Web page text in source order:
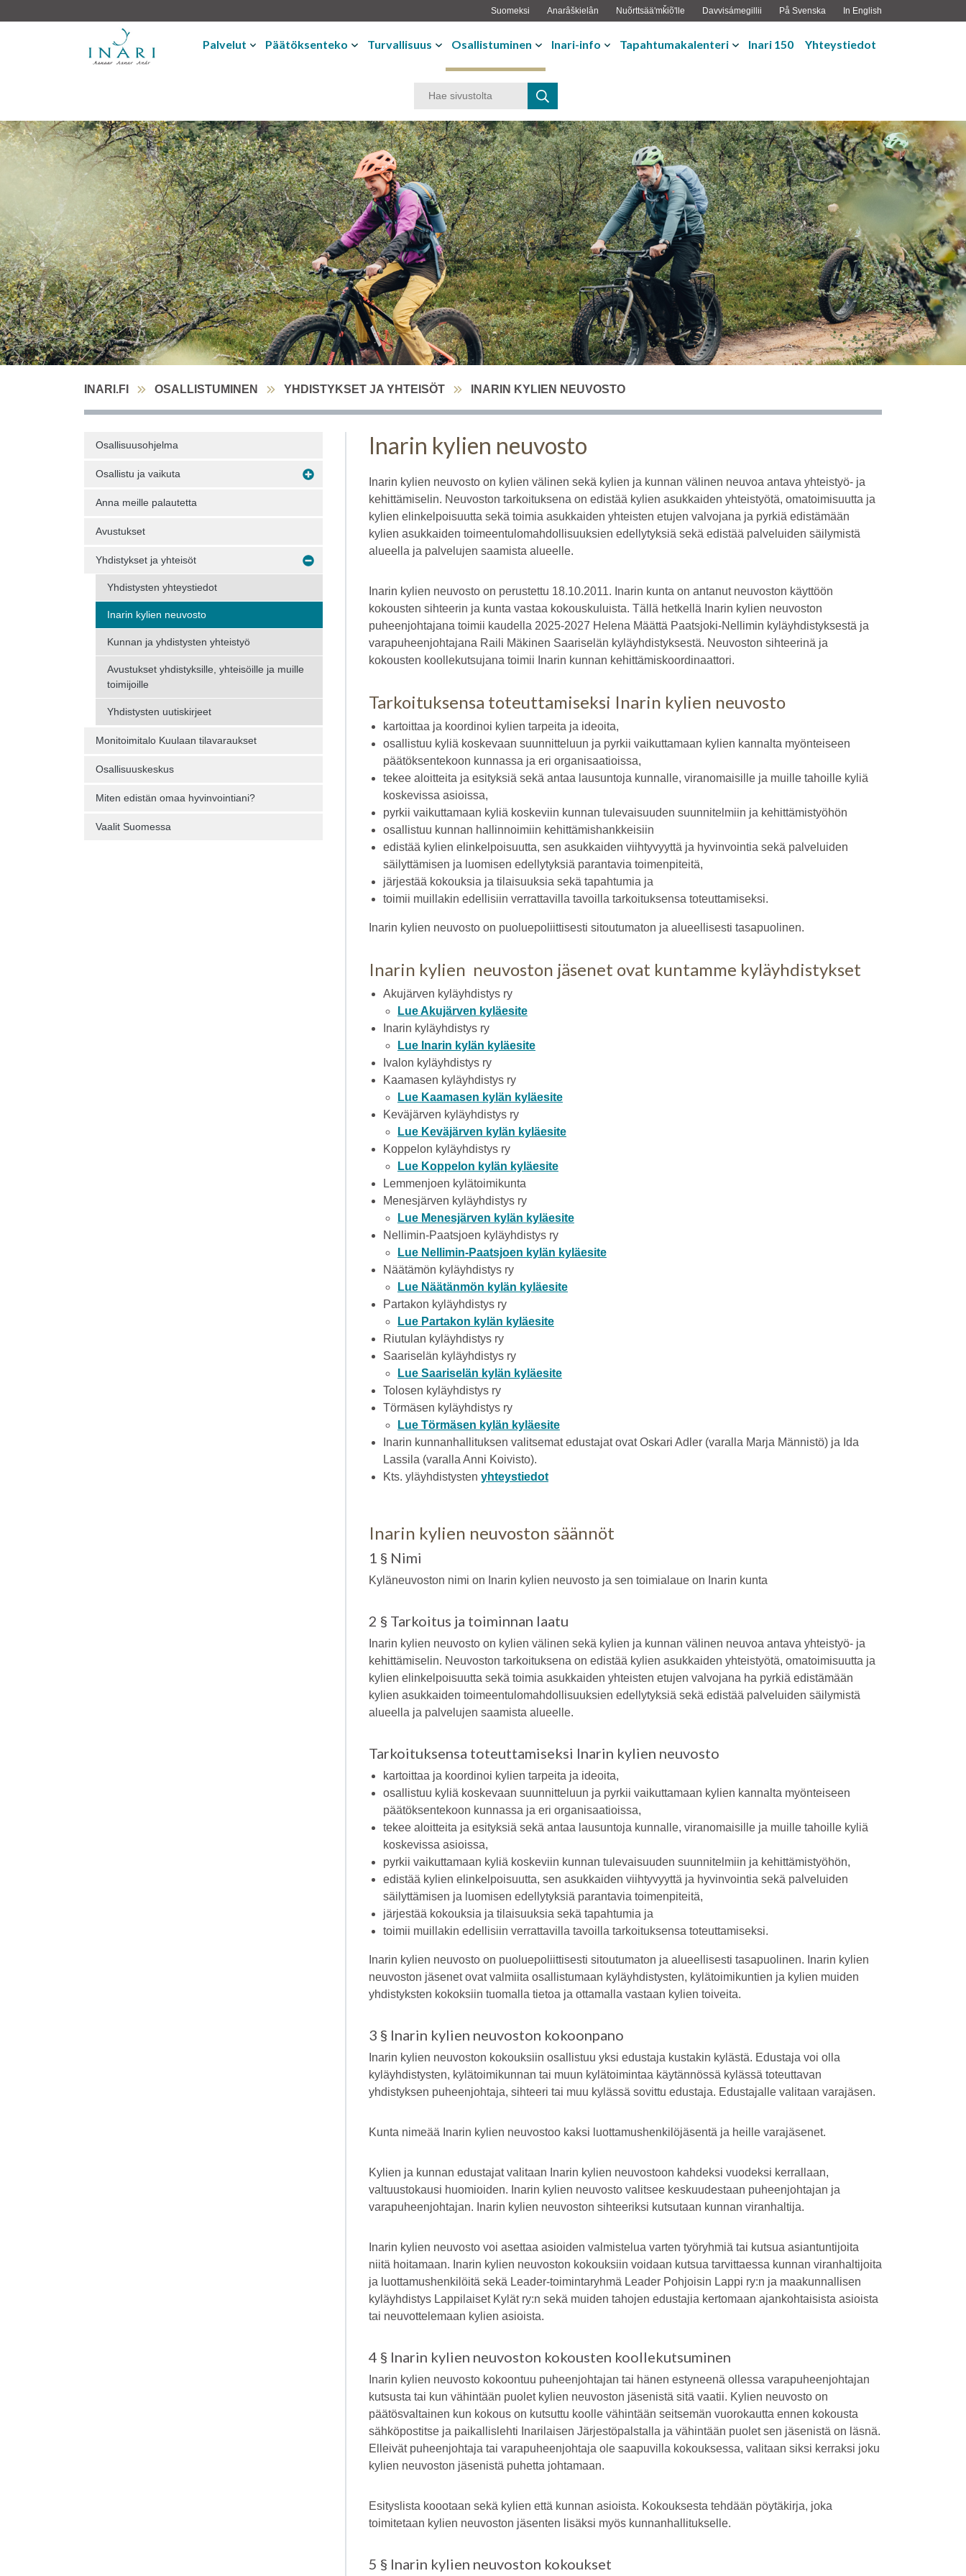
Suomeksi Anarâškielân Nuõrttsääʹmǩiõʹlle Davvisámegillii På Svenska In English
Palvelut Päätöksenteko Turvallisuus Osallistuminen Inari-info Tapahtumakalenteri Inari 150 Yhteystiedot
INARI.FI OSALLISTUMINEN YHDISTYKSET JA YHTEISÖT INARIN KYLIEN NEUVOSTO
Osallisuusohjelma
Osallistu ja vaikuta
Anna meille palautetta
Avustukset
Yhdistykset ja yhteisöt
Yhdistysten yhteystiedot
Inarin kylien neuvosto
Kunnan ja yhdistysten yhteistyö
Avustukset yhdistyksille, yhteisöille ja muille
toimijoille
Yhdistysten uutiskirjeet
Monitoimitalo Kuulaan tilavaraukset
Osallisuuskeskus
Miten edistän omaa hyvinvointiani?
Vaalit Suomessa
Inarin kylien neuvosto
Inarin kylien neuvosto on kylien välinen sekä kylien ja kunnan välinen neuvoa antava yhteistyö- ja
kehittämiselin. Neuvoston tarkoituksena on edistää kylien asukkaiden yhteistyötä, omatoimisuutta ja
kylien elinkelpoisuutta sekä toimia asukkaiden yhteisten etujen valvojana ja pyrkiä edistämään
kylien asukkaiden toimeentulomahdollisuuksien edellytyksiä sekä edistää palveluiden säilymistä
alueella ja palvelujen saamista alueelle.
Inarin kylien neuvosto on perustettu 18.10.2011. Inarin kunta on antanut neuvoston käyttöön
kokousten sihteerin ja kunta vastaa kokouskuluista. Tällä hetkellä Inarin kylien neuvoston
puheenjohtajana toimii kaudella 2025-2027 Helena Määttä Paatsjoki-Nellimin kyläyhdistyksestä ja
varapuheenjohtajana Raili Mäkinen Saariselän kyläyhdistyksestä. Neuvoston sihteerinä ja
kokousten koollekutsujana toimii Inarin kunnan kehittämiskoordinaattori.
Tarkoituksensa toteuttamiseksi Inarin kylien neuvosto
kartoittaa ja koordinoi kylien tarpeita ja ideoita,
osallistuu kyliä koskevaan suunnitteluun ja pyrkii vaikuttamaan kylien kannalta myönteiseen
päätöksentekoon kunnassa ja eri organisaatioissa,
tekee aloitteita ja esityksiä sekä antaa lausuntoja kunnalle, viranomaisille ja muille tahoille kyliä
koskevissa asioissa,
pyrkii vaikuttamaan kyliä koskeviin kunnan tulevaisuuden suunnitelmiin ja kehittämistyöhön
osallistuu kunnan hallinnoimiin kehittämishankkeisiin
edistää kylien elinkelpoisuutta, sen asukkaiden viihtyvyyttä ja hyvinvointia sekä palveluiden
säilyttämisen ja luomisen edellytyksiä parantavia toimenpiteitä,
järjestää kokouksia ja tilaisuuksia sekä tapahtumia ja
toimii muillakin edellisiin verrattavilla tavoilla tarkoituksensa toteuttamiseksi.
Inarin kylien neuvosto on puoluepoliittisesti sitoutumaton ja alueellisesti tasapuolinen.
Inarin kylien neuvoston jäsenet ovat kuntamme kyläyhdistykset
Akujärven kyläyhdistys ry
Lue Akujärven kyläesite
Inarin kyläyhdistys ry
Lue Inarin kylän kyläesite
Ivalon kyläyhdistys ry
Kaamasen kyläyhdistys ry
Lue Kaamasen kylän kyläesite
Keväjärven kyläyhdistys ry
Lue Keväjärven kylän kyläesite
Koppelon kyläyhdistys ry
Lue Koppelon kylän kyläesite
Lemmenjoen kylätoimikunta
Menesjärven kyläyhdistys ry
Lue Menesjärven kylän kyläesite
Nellimin-Paatsjoen kyläyhdistys ry
Lue Nellimin-Paatsjoen kylän kyläesite
Näätämön kyläyhdistys ry
Lue Näätänmön kylän kyläesite
Partakon kyläyhdistys ry
Lue Partakon kylän kyläesite
Riutulan kyläyhdistys ry
Saariselän kyläyhdistys ry
Lue Saariselän kylän kyläesite
Tolosen kyläyhdistys ry
Törmäsen kyläyhdistys ry
Lue Törmäsen kylän kyläesite
Inarin kunnanhallituksen valitsemat edustajat ovat Oskari Adler (varalla Marja Männistö) ja Ida
Lassila (varalla Anni Koivisto).
Kts. yläyhdistysten yhteystiedot
Inarin kylien neuvoston säännöt
1 § Nimi
Kyläneuvoston nimi on Inarin kylien neuvosto ja sen toimialaue on Inarin kunta
2 § Tarkoitus ja toiminnan laatu
Inarin kylien neuvosto on kylien välinen sekä kylien ja kunnan välinen neuvoa antava yhteistyö- ja
kehittämiselin. Neuvoston tarkoituksena on edistää kylien asukkaiden yhteistyötä, omatoimisuutta ja
kylien elinkelpoisuutta sekä toimia asukkaiden yhteisten etujen valvojana ha pyrkiä edistämään
kylien asukkaiden toimeentulomahdollisuuksien edellytyksiä sekä edistää palveluiden säilymistä
alueella ja palvelujen saamista alueelle.
Tarkoituksensa toteuttamiseksi Inarin kylien neuvosto
kartoittaa ja koordinoi kylien tarpeita ja ideoita,
osallistuu kyliä koskevaan suunnitteluun ja pyrkii vaikuttamaan kylien kannalta myönteiseen
päätöksentekoon kunnassa ja eri organisaatioissa,
tekee aloitteita ja esityksiä sekä antaa lausuntoja kunnalle, viranomaisille ja muille tahoille kyliä
koskevissa asioissa,
pyrkii vaikuttamaan kyliä koskeviin kunnan tulevaisuuden suunnitelmiin ja kehittämistyöhön,
edistää kylien elinkelpoisuutta, sen asukkaiden viihtyvyyttä ja hyvinvointia sekä palveluiden
säilyttämisen ja luomisen edellytyksiä parantavia toimenpiteitä,
järjestää kokouksia ja tilaisuuksia sekä tapahtumia ja
toimii muillakin edellisiin verrattavilla tavoilla tarkoituksensa toteuttamiseksi.
Inarin kylien neuvosto on puoluepoliittisesti sitoutumaton ja alueellisesti tasapuolinen. Inarin kylien
neuvoston jäsenet ovat valmiita osallistumaan kyläyhdistysten, kylätoimikuntien ja kylien muiden
yhdistyksten kokoksiin tuomalla tietoa ja ottamalla vastaan kylien toiveita.
3 § Inarin kylien neuvoston kokoonpano
Inarin kylien neuvoston kokouksiin osallistuu yksi edustaja kustakin kylästä. Edustaja voi olla
kyläyhdistysten, kylätoimikunnan tai muun kylätoimintaa käytännössä kylässä toteuttavan
yhdistyksen puheenjohtaja, sihteeri tai muu kylässä sovittu edustaja. Edustajalle valitaan varajäsen.
Kunta nimeää Inarin kylien neuvostoo kaksi luottamushenkilöjäsentä ja heille varajäsenet.
Kylien ja kunnan edustajat valitaan Inarin kylien neuvostoon kahdeksi vuodeksi kerrallaan,
valtuustokausi huomioiden. Inarin kylien neuvosto valitsee keskuudestaan puheenjohtajan ja
varapuheenjohtajan. Inarin kylien neuvoston sihteeriksi kutsutaan kunnan viranhaltija.
Inarin kylien neuvosto voi asettaa asioiden valmistelua varten työryhmiä tai kutsua asiantuntijoita
niitä hoitamaan. Inarin kylien neuvoston kokouksiin voidaan kutsua tarvittaessa kunnan viranhaltijoita
ja luottamushenkilöitä sekä Leader-toimintaryhmä Leader Pohjoisin Lappi ry:n ja maakunnallisen
kyläyhdistys Lappilaiset Kylät ry:n sekä muiden tahojen edustajia kertomaan ajankohtaisista asioista
tai neuvottelemaan kylien asioista.
4 § Inarin kylien neuvoston kokousten koollekutsuminen
Inarin kylien neuvosto kokoontuu puheenjohtajan tai hänen estyneenä ollessa varapuheenjohtajan
kutsusta tai kun vähintään puolet kylien neuvoston jäsenistä sitä vaatii. Kylien neuvosto on
päätösvaltainen kun kokous on kutsuttu koolle vähintään seitsemän vuorokautta ennen kokousta
sähköpostitse ja paikallislehti Inarilaisen Järjestöpalstalla ja vähintään puolet sen jäsenistä on läsnä.
Elleivät puheenjohtaja tai varapuheenjohtaja ole saapuvilla kokouksessa, valitaan siksi kerraksi joku
kylien neuvoston jäsenistä puhetta johtamaan.
Esityslista koootaan sekä kylien että kunnan asioista. Kokouksesta tehdään pöytäkirja, joka
toimitetaan kylien neuvoston jäsenten lisäksi myös kunnanhallitukselle.
5 § Inarin kylien neuvoston kokoukset